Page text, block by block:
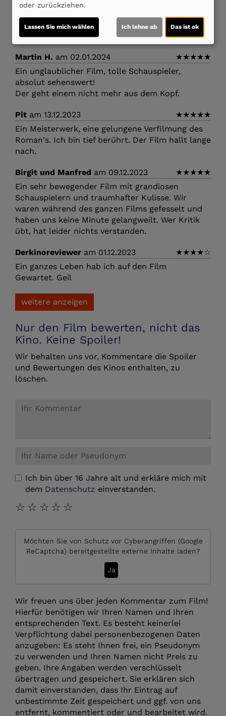
Sabrinaam 07.01.2024
Wunderschöner Film ???? ????
Einfach tolle Story und Schauspieler.
Martin H. am 02.01.2024 ★★★★★
Ein unglaublicher Film, tolle Schauspieler,
absolut sehenswert!
Der geht einem nicht mehr aus dem Kopf.
Pit am 13.12.2023 ★★★★★
Ein Meisterwerk, eine gelungene Verfilmung des
Roman's. Ich bin tief berührt. Der Film hallt lange
nach.
Birgit und Manfred am 09.12.2023 ★★★★★
Ein sehr bewegender Film mit grandiosen
Schauspielern und traumhafter Kulisse. Wir
waren während des ganzen Films gefesselt und
haben uns keine Minute gelangweilt. Wer Kritik
übt, hat leider nichts verstanden.
Derkinoreviewer am 01.12.2023 ★★★★☆
Ein ganzes Leben hab ich auf den Film
Gewartet. Geil
weitere anzeigen
Nur den Film bewerten, nicht das
Kino. Keine Spoiler!
Wir behalten uns vor, Kommentare die Spoiler
und Bewertungen des Kinos enthalten, zu
löschen.
Ich bin über 16 Jahre alt und erkläre mich mit
dem Datenschutz einverstanden.
☆
☆
☆
☆
☆
Möchten Sie von Schutz vor Cyberangriffen (Google
ReCaptcha) bereitgestellte externe Inhalte laden?
Ja
Wir freuen uns über jeden Kommentar zum Film!
Hierfür benötigen wir Ihren Namen und Ihren
entsprechenden Text. Es besteht keinerlei
Verpflichtung dabei personenbezogenen Daten
anzugeben: Es steht Ihnen frei, ein Pseudonym
zu verwenden und Ihren Namen nicht Preis zu
geben. Ihre Angaben werden verschlüsselt
übertragen und gespeichert. Sie erklären sich
damit einverstanden, dass Ihr Eintrag auf
unbestimmte Zeit gespeichert und ggf. von uns
entfernt, kommentiert oder und bearbeitet wird.
oder zurückziehen.
Lassen Sie mich wählen Ich lehne ab Das ist ok